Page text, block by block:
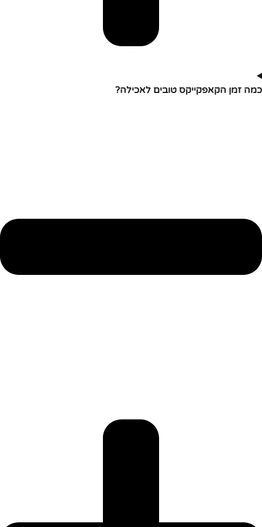
כמה זמן הקאפקייקס טובים לאכילה?